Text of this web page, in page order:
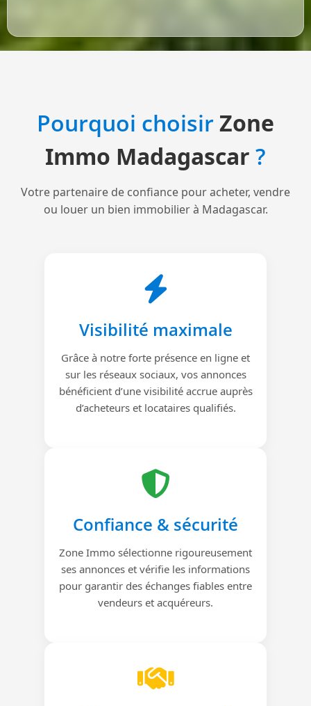
Pourquoi choisirZone
Immo Madagascar ?
Votre partenaire de confiance pour acheter, vendre
ou louer un bien immobilier à Madagascar.
Visibilité maximale
Grâce à notre forte présence en ligne et
sur les réseaux sociaux, vos annonces
bénéficient d’une visibilité accrue auprès
d’acheteurs et locataires qualifiés.
Confiance & sécurité
Zone Immo sélectionne rigoureusement
ses annonces et vérifie les informations
pour garantir des échanges fiables entre
vendeurs et acquéreurs.